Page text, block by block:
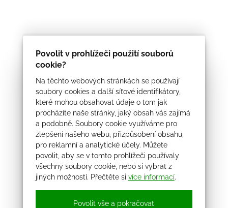
Povolit v prohlížeči použití souborů
cookie?
Na těchto webových stránkách se používají
soubory cookies a další síťové identifikátory,
které mohou obsahovat údaje o tom jak
procházíte naše stránky, jaký obsah vás zajímá
a podobně. Soubory cookie využíváme pro
zlepšení našeho webu, přizpůsobení obsahu,
pro reklamní a analytické účely. Můžete
povolit, aby se v tomto prohlížeči používaly
všechny soubory cookie, nebo si vybrat z
jiných možností. Přečtěte si více informací.
Povolit vše a pokračovat